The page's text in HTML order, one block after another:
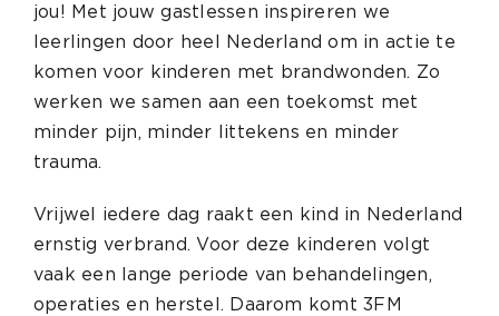
jou! Met jouw gastlessen inspireren we
leerlingen door heel Nederland om in actie te
komen voor kinderen met brandwonden. Zo
werken we samen aan een toekomst met
minder pijn, minder littekens en minder
trauma.
Vrijwel iedere dag raakt een kind in Nederland
ernstig verbrand. Voor deze kinderen volgt
vaak een lange periode van behandelingen,
operaties en herstel. Daarom komt 3FM